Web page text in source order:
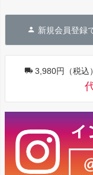
新規会員登録
3,980円（税込